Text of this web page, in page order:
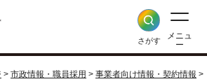
さがす
メニュ
ー
> 市政情報・職員採用 > 事業者向け情報・契約情報 >